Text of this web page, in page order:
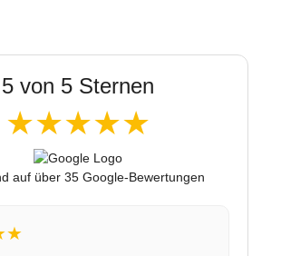
5 von 5 Sternen
★★★★★
auf über 35 Google-Bewertungen